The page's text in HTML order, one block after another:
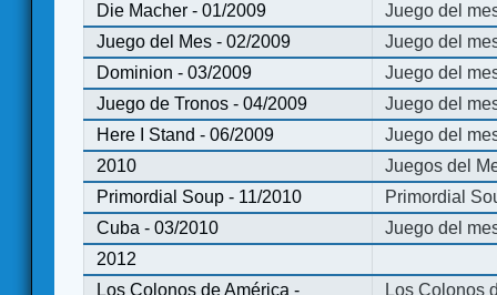
Die Macher - 01/2009
Juego del
Juego del Mes - 02/2009
Juego del
Dominion - 03/2009
Juego del
Juego de Tronos - 04/2009
Juego del
Here I Stand - 06/2009
Juego del
2010
Juegos del
Primordial Soup - 11/2010
Primordial
Cuba - 03/2010
Juego del
2012
Los Colonos de América -
Los Colonos